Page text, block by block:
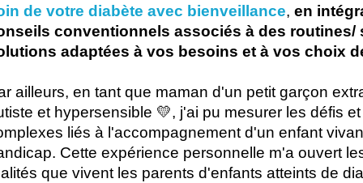
de votre diabète avec bienveillance, en
conventionnels associés à des routines/
adaptées à vos besoins et à vos choix
ailleurs, en tant que maman d'un petit garçon
et hypersensible 💛, j'ai pu mesurer les défis
liés à l'accompagnement d'un enfant
Cette expérience personnelle m'a ouvert
que vivent les parents d'enfants atteints de